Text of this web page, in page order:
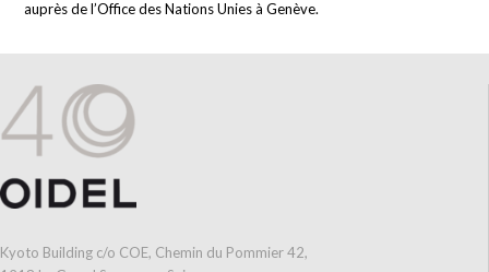
auprès de l’Office des Nations Unies à Genève.
Kyoto Building c/o COE, Chemin du Pommier 42,